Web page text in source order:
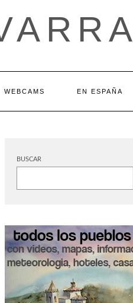
WEBCAMS EN ESPAÑA
BUSCAR